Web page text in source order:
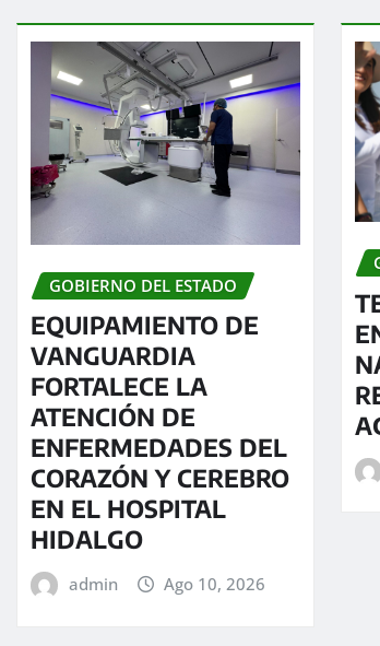
GOBIERNO DEL ESTADO
EQUIPAMIENTO DE
VANGUARDIA
FORTALECE LA
ATENCIÓN DE
ENFERMEDADES DEL
CORAZÓN Y CEREBRO
EN EL HOSPITAL
HIDALGO
admin Ago 10, 2026